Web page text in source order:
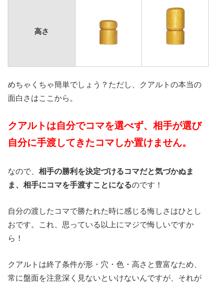
高さ
めちゃくちゃ簡単でしょう？ただし、クアルトの本当の
面白さはここから。
クアルトは自分でコマを選べず、相手が選び
自分に手渡してきたコマしか置けません。
なので、相手の勝利を決定づけるコマだと気づかぬま
ま、相手にコマを手渡すことになるのです！
自分の渡したコマで勝たれた時に感じる悔しさはひとし
おです。これ、思っている以上にマジで悔しいですか
ら！
クアルトは終了条件が形・穴・色・高さと豊富なため、
常に盤面を注意深く見ないといけないんですが、それが